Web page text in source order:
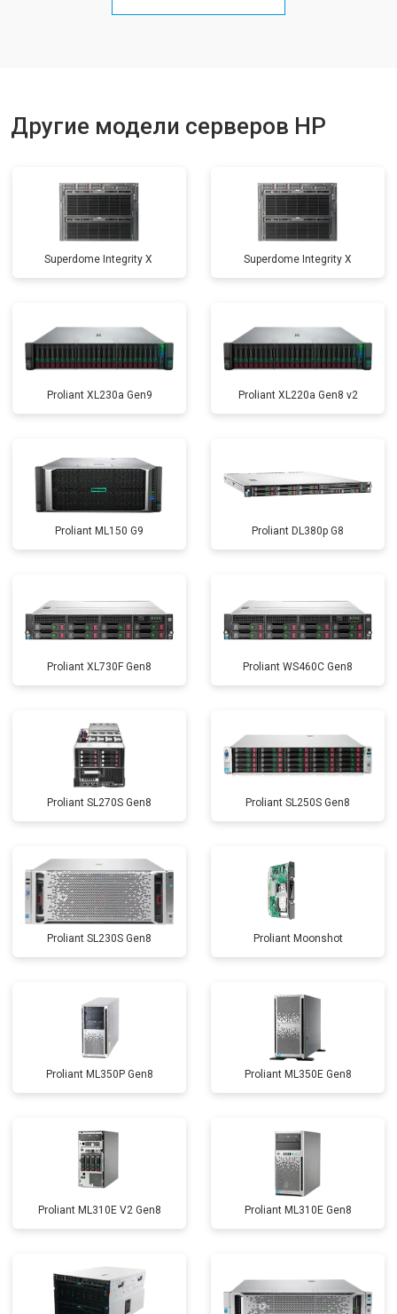
Другие модели серверов HP
Superdome Integrity Х Superdome Integrity Х
Proliant XL230a Gen9 Proliant XL220a Gen8 v2
Proliant ML150 G9 Proliant DL380p G8
Proliant XL730F Gen8 Proliant WS460C Gen8
Proliant SL270S Gen8 Proliant SL250S Gen8
Proliant SL230S Gen8 Proliant Moonshot
Proliant ML350P Gen8 Proliant ML350E Gen8
Proliant ML310E V2 Gen8 Proliant ML310E Gen8